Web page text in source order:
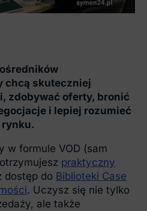
chcą skuteczniej
zdobywać oferty, bronić
i lepiej rozumieć
w formule VOD (sam
praktyczny
dostęp do Biblioteki Case
. Uczysz się nie tylko
ale także